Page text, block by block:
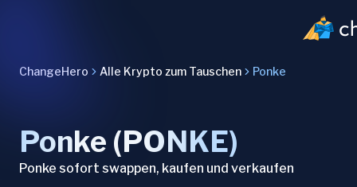
ChangeHero Alle Krypto zum Tauschen Ponke
Ponke (PONKE)
Ponke sofort swappen, kaufen und verkaufen